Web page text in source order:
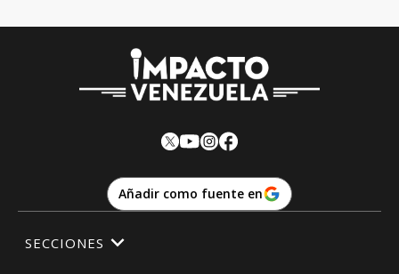
Añadir como fuente en
SECCIONES